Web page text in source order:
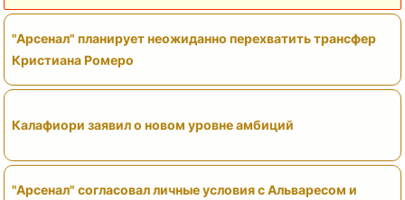
"Арсенал" планирует неожиданно перехватить трансфер
Кристиана Ромеро
Калафиори заявил о новом уровне амбиций
"Арсенал" согласовал личные условия с Альваресом и